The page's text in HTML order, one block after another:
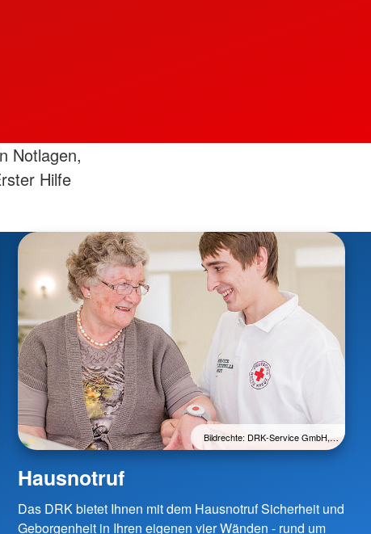
Notlagen,
Hilfe
Bildrechte: DRK-Service GmbH,…
Hausnotruf
Das DRK bietet Ihnen mit dem Hausnotruf Sicherheit und
Geborgenheit in Ihren eigenen vier Wänden - rund um